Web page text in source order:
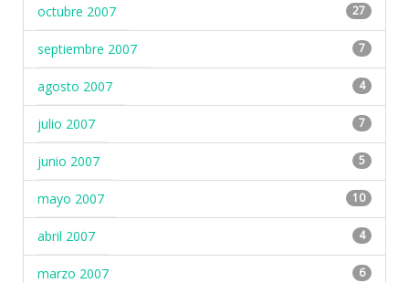
octubre 2007 27
septiembre 2007 7
agosto 2007 4
julio 2007 7
junio 2007 5
mayo 2007 10
abril 2007 4
marzo 2007 6